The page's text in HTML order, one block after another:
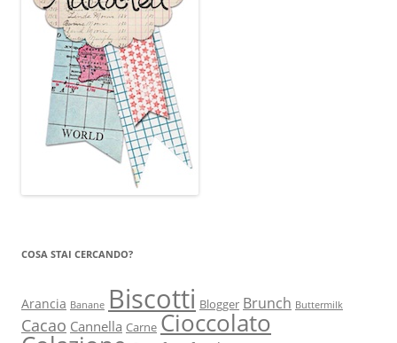
COSA STAI CERCANDO?
Arancia Banane Biscotti Blogger Brunch Buttermilk
Cacao Cannella Carne Cioccolato